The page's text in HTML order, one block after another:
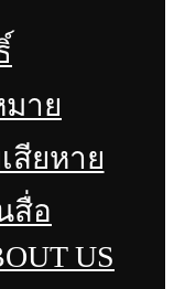
าย
สียหาย
สื่อ
US